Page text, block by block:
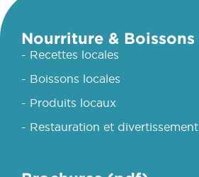
Nourriture & Boissons
- Recettes locales
- Boissons locales
- Produits locaux
- Restauration et divertissement